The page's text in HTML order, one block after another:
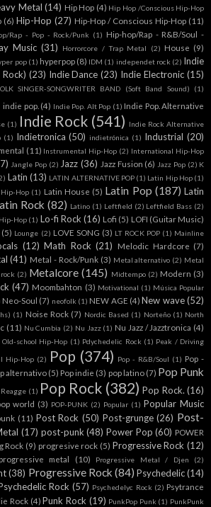
Metal (14) Hip Hop (4) Hip Hop /Conscious Hip-Hop
(6) Hip-Hop (27) Hip-Hop / Conscious Hip-Hop (11)
Rap - Pop - Rock/Punk (1) Hip-hop/Rap - R&B/Soul -
Music (31) Horrorcore / Trap Metal (2) House (9)
pop (1) hyperpop (8) IDM (1) independet rock (2) Indie
(23) Indie Dance (23) Indie Electronic (15)
SINGER-SONGWRITER BAND (Soft Band Sound) (1)
indie pop. (4) Indie Pop. Alt Pop (1) Indie Pop. Alternative
(1) Indie Rock (541) Indie Rock Alternative
(1) Indietronica (50) indietrónica (1) Industrial (20)
(11) Instrumental Hip-Hop (2) International Hip-Hop
Jangle Pop (2) Jazz (36) Jazz Fusion (6) Jazz Pop (2) K
Latin (13) LATIN ALTERNATIVE POP (1) Latin Hip Hop (1)
Hop (1) Latin House (5) Latin Pop (187) Latin
Rock (82) Latino (1) Leftfield (2) Leftfield Bass (2)
Hop (1) Lo-fi Rock (16) Lofi (5) LOFI (Guitar Music)
(5) Lounge (2) LOVE SONG (3) LT ROCK POP (1) Mainline
(12) Math Rock (21) Melodic Hardcore (7)
(41) Metal - Rock/Punk (3) Metal alternativo (2) Metal
(2) Metalcore (145) Midtempo (2) Modern (3)
(47) Moombahton (3) Motivational (1) Música Popular
Neo-Soul (7) neofolk (1) NEW AGE (4) New wave (52)
(1) Noise Rock (7) Nordic Based (1) Norteño (1) North
(11) Nu Cumbia (2) Nu Jazz (1) Nu Jazz / Jazztronica (4)
Old-school Hip-Hop (1) Pdychedelic Rock (1) Peak / Driving
Hip-Hop (2) Pop (374) Pop - R&B/Soul (1) Pop -
alternativo (5) Pop indie (3) pop latino (7) Pop Punk
Reagge (1) Pop Rock (382) Pop Rock. (16)
world (3) POP-PUNK (2) Popular (1) Popular Music
(11) Post Rock (50) Post-grunge (26) Post-
(17) post-punk (48) Power Pop (60) POWER
Rock (9) progresive rock (5) Progressive Rock (12)
progressive metal (10) Progressive Metal / Djen (2)
(38) Progressive Rock (84) Psychedelic(14)
Rock (57) Psychedelyc Rock (2) Psytrance
Rock (4) Punk Rock (19) PunkPop Punk (1) PunkPunk